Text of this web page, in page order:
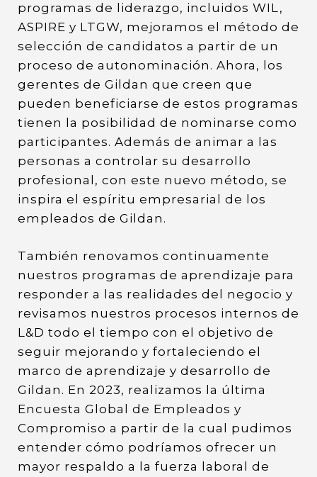
programas de liderazgo, incluidos WIL,
ASPIRE y LTGW, mejoramos el método de
selección de candidatos a partir de un
proceso de autonominación. Ahora, los
gerentes de Gildan que creen que
pueden beneficiarse de estos programas
tienen la posibilidad de nominarse como
participantes. Además de animar a las
personas a controlar su desarrollo
profesional, con este nuevo método, se
inspira el espíritu empresarial de los
empleados de Gildan.
También renovamos continuamente
nuestros programas de aprendizaje para
responder a las realidades del negocio y
revisamos nuestros procesos internos de
L&D todo el tiempo con el objetivo de
seguir mejorando y fortaleciendo el
marco de aprendizaje y desarrollo de
Gildan. En 2023, realizamos la última
Encuesta Global de Empleados y
Compromiso a partir de la cual pudimos
entender cómo podríamos ofrecer un
mayor respaldo a la fuerza laboral de